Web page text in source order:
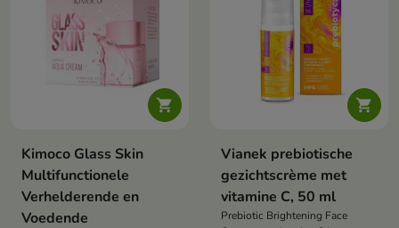

Kimoco Glass Skin
Multifunctionele
Verhelderende en
Voedende

Vianek prebiotische
gezichtscrème met
vitamine C, 50 ml
Prebiotic Brightening Face